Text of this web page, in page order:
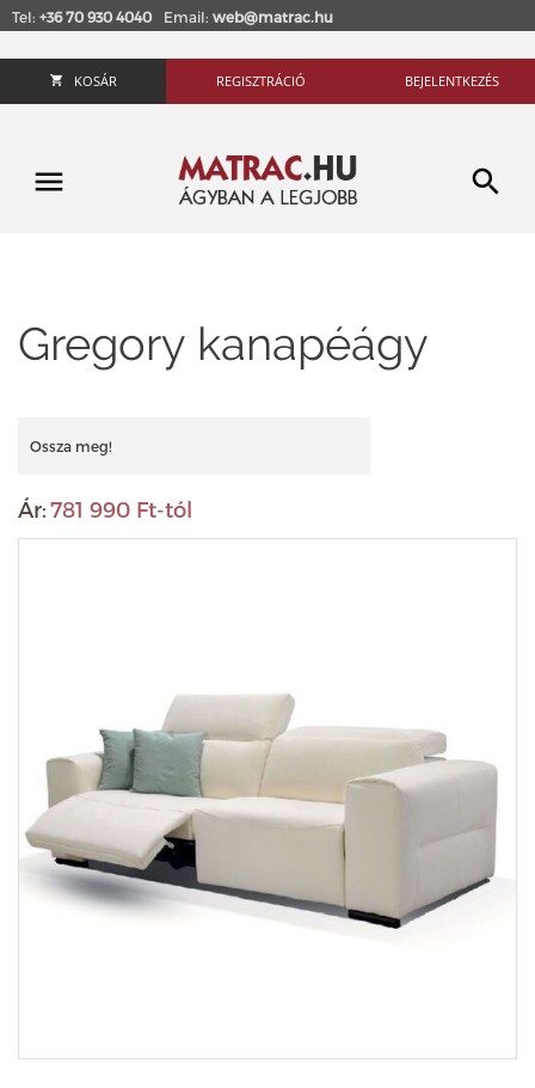
Tel: +36 70 930 4040 Email: web@matrac.hu
KOSÁR REGISZTRÁCIÓ BEJELENTKEZÉS
Gregory kanapéágy
Ossza meg!
Ár:781 990 Ft-tól